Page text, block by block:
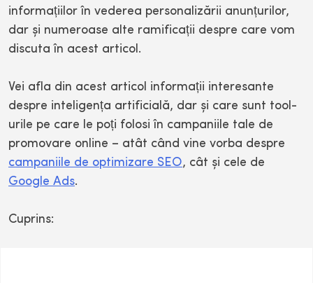
informațiilor în vederea personalizării anunțurilor,
dar și numeroase alte ramificații despre care vom
discuta în acest articol.
Vei afla din acest articol informații interesante
despre inteligența artificială, dar și care sunt tool-
urile pe care le poți folosi în campaniile tale de
promovare online – atât când vine vorba despre
campaniile de optimizare SEO, cât și cele de
Google Ads.
Cuprins: